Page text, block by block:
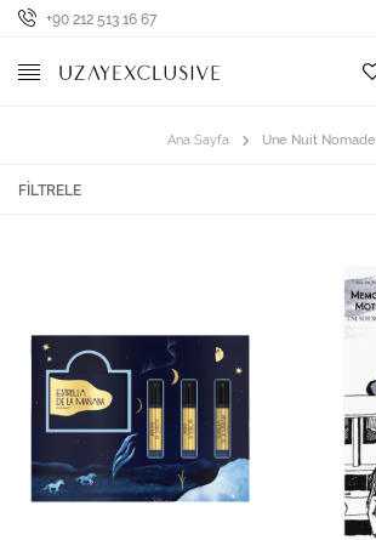
+90 212 513 16 67
Ana Sayfa Une Nuit Nomade
FILTRELE